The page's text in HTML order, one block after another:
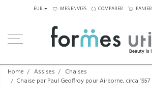
EUR MES ENVIES COMPARER PANIER
Home Assises
Chaises
Chaise par Paul Geoffroy pour Airborne, circa 1957